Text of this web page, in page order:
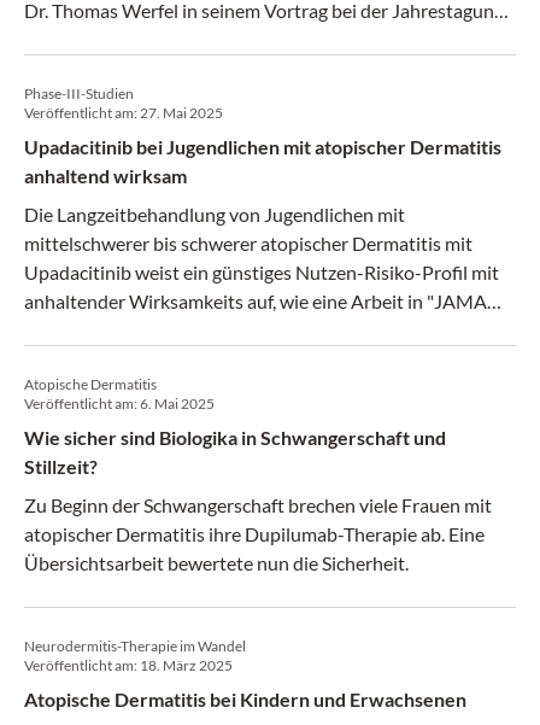
Dr. Thomas Werfel in seinem Vortrag bei der Jahrestagung
Phase-III-Studien
Veröffentlicht am:27. Mai 2025
Upadacitinib bei Jugendlichen mit atopischer Dermatitis
anhaltend wirksam
Die Langzeitbehandlung von Jugendlichen mit
mittelschwerer bis schwerer atopischer Dermatitis mit
Upadacitinib weist ein günstiges Nutzen-Risiko-Profil mit
anhaltender Wirksamkeits auf, wie eine Arbeit in "JAMA
Atopische Dermatitis
Veröffentlicht am:6. Mai 2025
Wie sicher sind Biologika in Schwangerschaft und
Stillzeit?
Zu Beginn der Schwangerschaft brechen viele Frauen mit
atopischer Dermatitis ihre Dupilumab-Therapie ab. Eine
Übersichtsarbeit bewertete nun die Sicherheit.
Neurodermitis-Therapie im Wandel
Veröffentlicht am: 18. März 2025
Atopische Dermatitis bei Kindern und Erwachsenen